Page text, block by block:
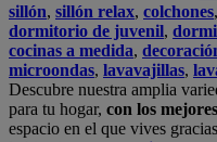
sillón, sillón relax, colchones,
dormitorio de juvenil,
cocinas a medida,
microondas, lavavajillas,
Descubre nuestra amplia
para tu hogar, con los
espacio en el que vives